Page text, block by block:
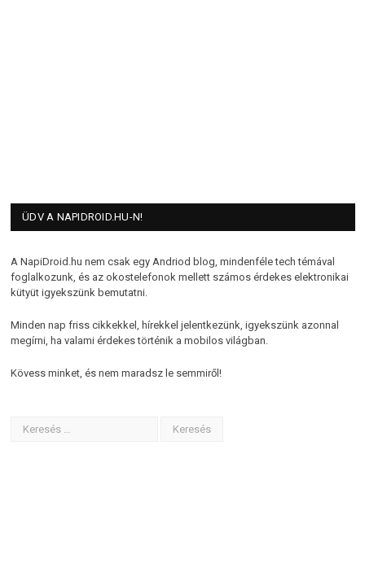
ÜDV A NAPIDROID.HU-N!
A NapiDroid.hu nem csak egy Andriod blog, mindenféle tech témával
foglalkozunk, és az okostelefonok mellett számos érdekes elektronikai
kütyüt igyekszünk bemutatni.
Minden nap friss cikkekkel, hírekkel jelentkezünk, igyekszünk azonnal
megírni, ha valami érdekes történik a mobilos világban.
Kövess minket, és nem maradsz le semmiről!